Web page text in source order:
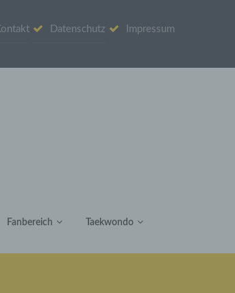
Datenschutz Impressum
Fanbereich Taekwondo